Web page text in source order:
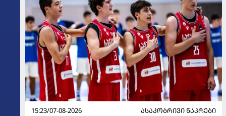
15:23/07-08-2026
ᲐᲡᲐᲙᲝᲑᲠᲘᲕᲘ ᲜᲐᲙᲠᲔᲑᲘ